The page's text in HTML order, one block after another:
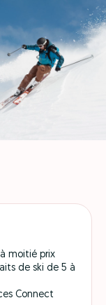
moitié prix
de ski de 5 à
Connect